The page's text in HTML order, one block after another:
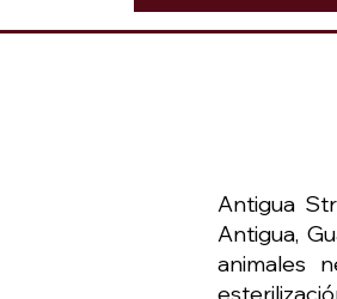
Antigua
Antigua,
animales